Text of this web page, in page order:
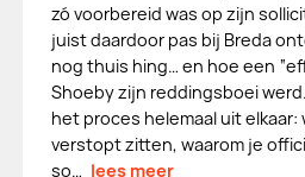
zó voorbereid was op zijn
juist daardoor pas bij Breda
nog thuis hing… en hoe een
Shoeby zijn reddingsboei
het proces helemaal uit elkaar:
verstopt zitten, waarom je
so… lees meer